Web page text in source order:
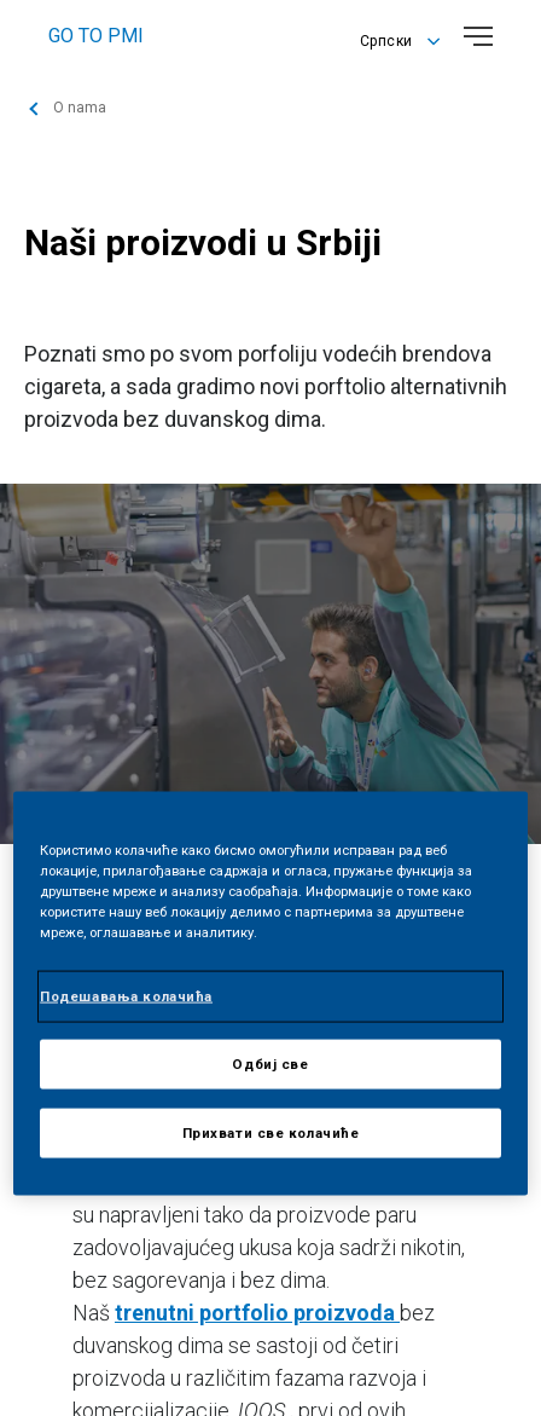
GO TO PMI
Српски
O nama
Naši proizvodi u Srbiji
Poznati smo po svom porfoliju vodećih brendova
cigareta, a sada gradimo novi porftolio alternativnih
proizvoda bez duvanskog dima.
Share
Naši proizvodi bez
duvanskog dima
Naša vizijaje da cigarete zamenimo
su napravljeni tako da proizvode paru
zadovoljavajućeg ukusa koja sadrži nikotin,
bez sagorevanja i bez dima.
Naš trenutni portfolio proizvoda bez
duvanskog dima se sastoji od četiri
proizvoda u različitim fazama razvoja i
Користимо колачиће како бисмо омогућили исправан рад веб
локације, прилагођавање садржаја и огласа, пружање функција за
друштвене мреже и анализу саобраћаја. Информације о томе како
користите нашу веб локацију делимо с партнерима за друштвене
мреже, оглашавање и аналитику.
Подешавања колачића
Одбиј све
Прихвати све колачиће